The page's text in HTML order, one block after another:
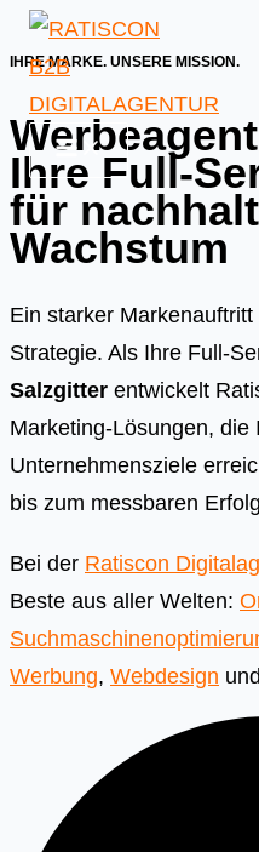
Skip
to
content
IHRE MARKE. UNSERE MISSION.
Ihre Full-
für
Wachstum
Ein starker
Strategie. Als Ihre Full-
Salzgitter entwickelt
Marketing-Lösungen,
Unternehmensziele
bis zum messbaren
Bei der Ratiscon
Beste aus aller Welten:
Werbung, Webdesign und